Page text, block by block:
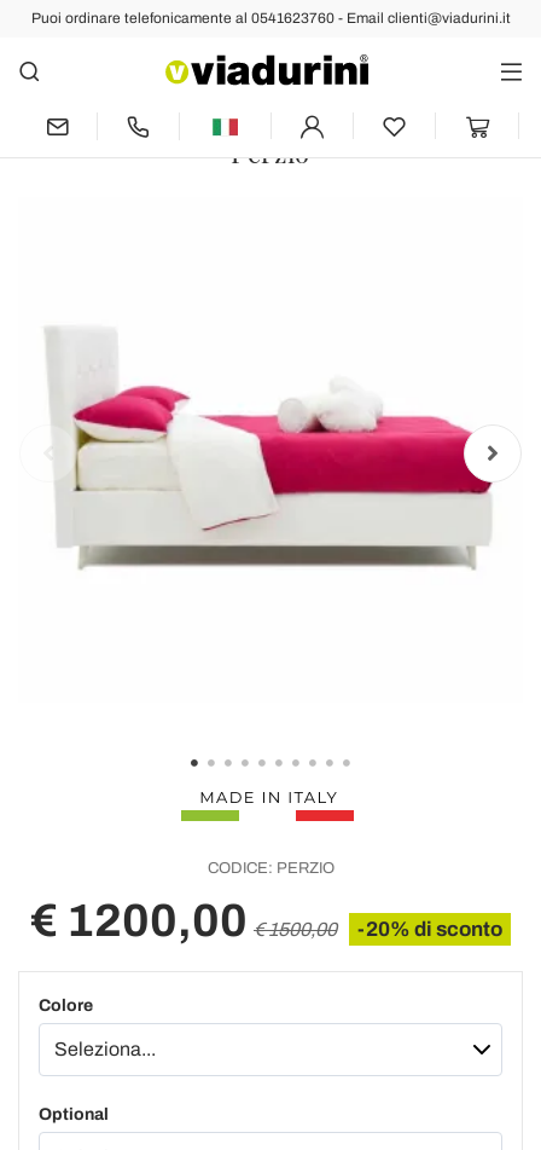
Puoi ordinare telefonicamente al 0541623760 - Email clienti@viadurini.it
Indietro Prec Succ
Letto Matrimoniale Imbottito in
Similpelle con Swarovski Made in Italy -
Perzio
CODICE: PERZIO
€ 1200,00 € 1500,00 -20% di sconto
Colore
Optional